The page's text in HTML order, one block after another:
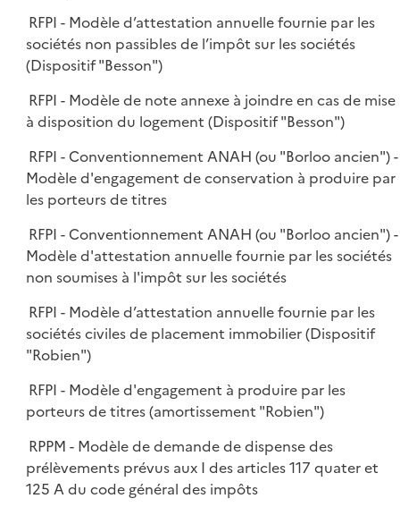
RFPI - Modèle d’attestation annuelle fournie par les
sociétés non passibles de l’impôt sur les sociétés
(Dispositif "Besson")
RFPI - Modèle de note annexe à joindre en cas de mise
à disposition du logement (Dispositif "Besson")
RFPI - Conventionnement ANAH (ou "Borloo ancien") -
Modèle d'engagement de conservation à produire par
les porteurs de titres
RFPI - Conventionnement ANAH (ou "Borloo ancien") -
Modèle d'attestation annuelle fournie par les sociétés
non soumises à l'impôt sur les sociétés
RFPI - Modèle d’attestation annuelle fournie par les
sociétés civiles de placement immobilier (Dispositif
"Robien")
RFPI - Modèle d'engagement à produire par les
porteurs de titres (amortissement "Robien")
RPPM - Modèle de demande de dispense des
prélèvements prévus aux I des articles 117 quater et
125 A du code général des impôts